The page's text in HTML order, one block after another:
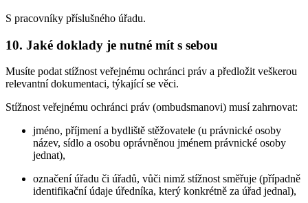
S pracovníky příslušného úřadu.
10. Jaké doklady je nutné mít s sebou
Musíte podat stížnost veřejnému ochránci práv a předložit veškerou
relevantní dokumentaci, týkající se věci.
Stížnost veřejnému ochránci práv (ombudsmanovi) musí zahrnovat:
jméno, příjmení a bydliště stěžovatele (u právnické osoby
název, sídlo a osobu oprávněnou jménem právnické osoby
jednat),
označení úřadu či úřadů, vůči nimž stížnost směřuje (případně
identifikační údaje úředníka, který konkrétně za úřad jednal),